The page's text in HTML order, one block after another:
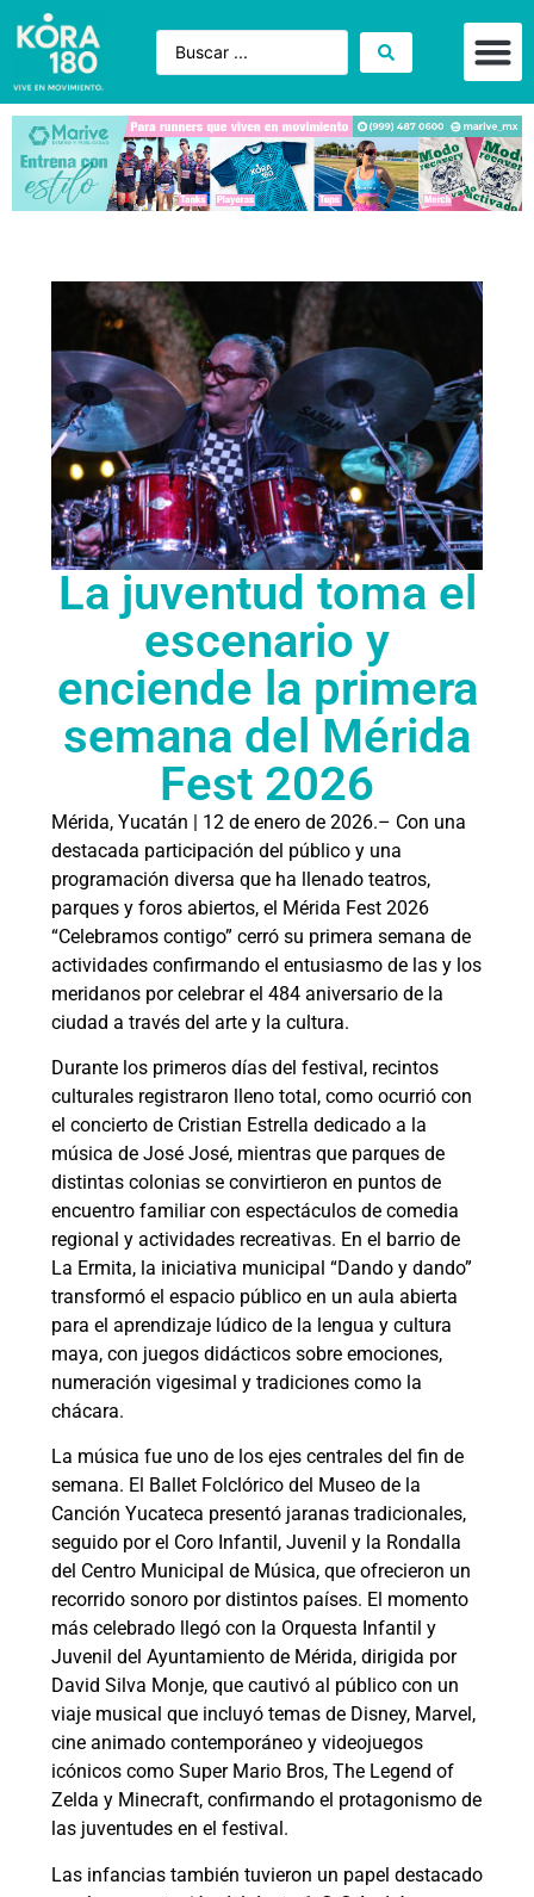
La juventud toma el
escenario y
enciende la primera
semana del Mérida
Fest 2026
Mérida, Yucatán | 12 de enero de 2026.– Con una
destacada participación del público y una
programación diversa que ha llenado teatros,
parques y foros abiertos, el Mérida Fest 2026
“Celebramos contigo” cerró su primera semana de
actividades confirmando el entusiasmo de las y los
meridanos por celebrar el 484 aniversario de la
ciudad a través del arte y la cultura.
Durante los primeros días del festival, recintos
culturales registraron lleno total, como ocurrió con
el concierto de Cristian Estrella dedicado a la
música de José José, mientras que parques de
distintas colonias se convirtieron en puntos de
encuentro familiar con espectáculos de comedia
regional y actividades recreativas. En el barrio de
La Ermita, la iniciativa municipal “Dando y dando”
transformó el espacio público en un aula abierta
para el aprendizaje lúdico de la lengua y cultura
maya, con juegos didácticos sobre emociones,
numeración vigesimal y tradiciones como la
chácara.
La música fue uno de los ejes centrales del fin de
semana. El Ballet Folclórico del Museo de la
Canción Yucateca presentó jaranas tradicionales,
seguido por el Coro Infantil, Juvenil y la Rondalla
del Centro Municipal de Música, que ofrecieron un
recorrido sonoro por distintos países. El momento
más celebrado llegó con la Orquesta Infantil y
Juvenil del Ayuntamiento de Mérida, dirigida por
David Silva Monje, que cautivó al público con un
viaje musical que incluyó temas de Disney, Marvel,
cine animado contemporáneo y videojuegos
icónicos como Super Mario Bros, The Legend of
Zelda y Minecraft, confirmando el protagonismo de
las juventudes en el festival.
Las infancias también tuvieron un papel destacado